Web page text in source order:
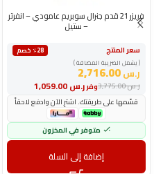
فريزر 21 قدم جنرال سوبريم عامودي – انفرتر
– ستيل
سعر المنتج
٪28 خصم
( يشمل الضريبة المضافة )
ر.س2,716.00
وفرر.س ر.س3,775.00
قسّمها على طريقتك. اشترِ الآن وادفع لاحقاً
متوفر في المخزون
إضافة إلى السلة